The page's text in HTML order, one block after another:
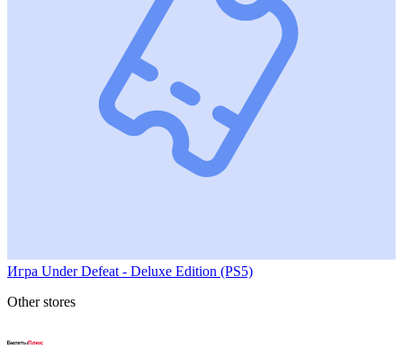
Игра Under Defeat - Deluxe Edition (PS5)
Other stores